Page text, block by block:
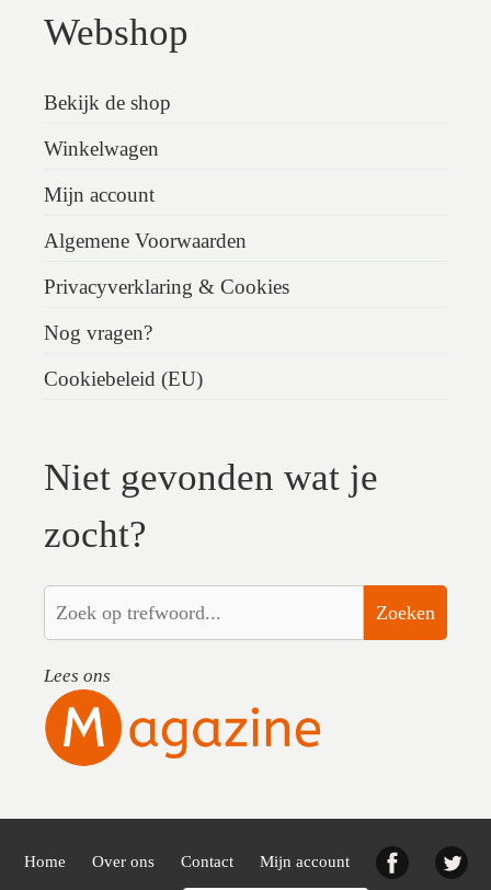
Webshop
Bekijk de shop
Winkelwagen
Mijn account
Algemene Voorwaarden
Privacyverklaring & Cookies
Nog vragen?
Cookiebeleid (EU)
Niet gevonden wat je
zocht?
Zoeken
Lees ons
Home Over ons Contact Mijn account Facebook